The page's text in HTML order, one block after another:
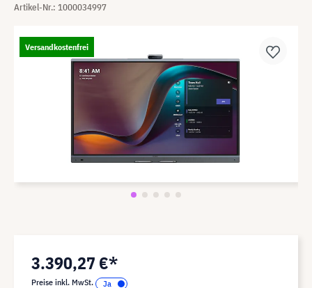
Artikel-Nr.: 1000034997
Versandkostenfrei
3.390,27 €*
Preise inkl. MwSt.